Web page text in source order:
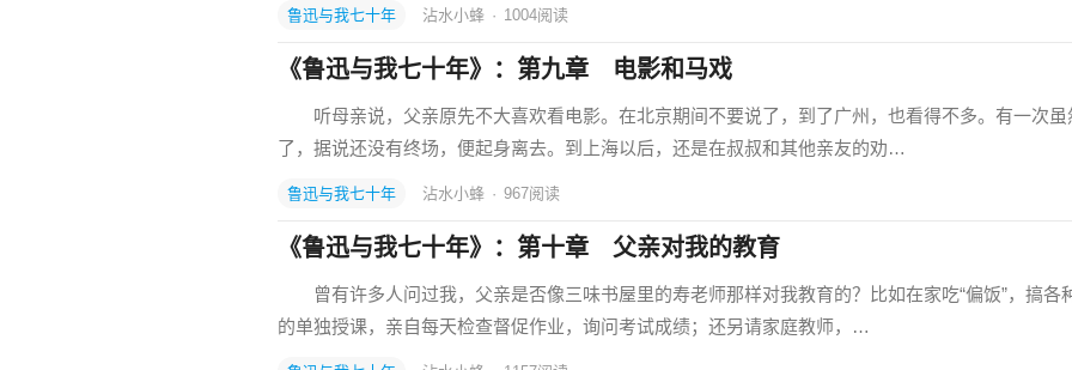
鲁迅与我七十年 沾水小蜂 · 1004阅读
《鲁迅与我七十年》：第九章 电影和马戏
听母亲说，父亲原先不大喜欢看电影。在北京期间不要说了，到了广州，也看得不多。有一次虽
了，据说还没有终场，便起身离去。到上海以后，还是在叔叔和其他亲友的劝…
鲁迅与我七十年 沾水小蜂 · 967阅读
《鲁迅与我七十年》：第十章 父亲对我的教育
曾有许多人问过我，父亲是否像三味书屋里的寿老师那样对我教育的？比如在家吃“偏饭”，搞各
的单独授课，亲自每天检查督促作业，询问考试成绩；还另请家庭教师，…